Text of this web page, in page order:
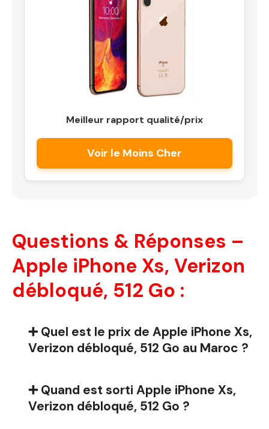
Meilleur rapport qualité/prix
Voir le Moins Cher
Questions & Réponses –
Apple iPhone Xs, Verizon
débloqué, 512 Go :
➕ Quel est le prix de Apple iPhone Xs,
Verizon débloqué, 512 Go au Maroc ?
➕ Quand est sorti Apple iPhone Xs,
Verizon débloqué, 512 Go ?